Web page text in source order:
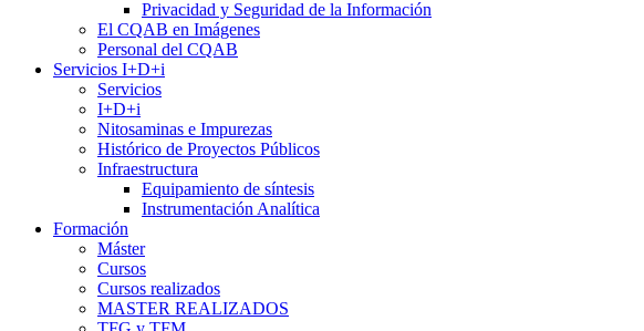
Privacidad y Seguridad de la Información
El CQAB en Imágenes
Personal del CQAB
Servicios I+D+i
Servicios
I+D+i
Nitosaminas e Impurezas
Histórico de Proyectos Públicos
Infraestructura
Equipamiento de síntesis
Instrumentación Analítica
Formación
Máster
Cursos
Cursos realizados
MASTER REALIZADOS​